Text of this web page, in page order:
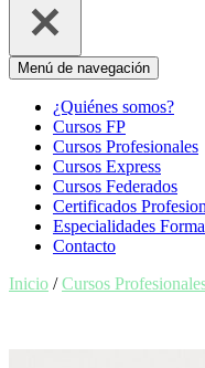
Menú de navegación
¿Quiénes somos?
Cursos FP
Cursos Profesionales
Cursos Express
Cursos Federados
Certificados
Especialidades
Contacto
Inicio /Cursos